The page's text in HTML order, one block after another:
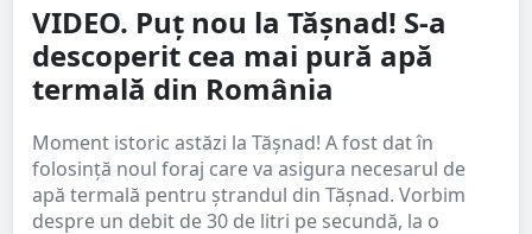
VIDEO. Puț nou la Tășnad! S-a
descoperit cea mai pură apă
termală din România
Moment istoric astăzi la Tășnad! A fost dat în
folosință noul foraj care va asigura necesarul de
apă termală pentru ștrandul din Tășnad. Vorbim
despre un debit de 30 de litri pe secundă, la o